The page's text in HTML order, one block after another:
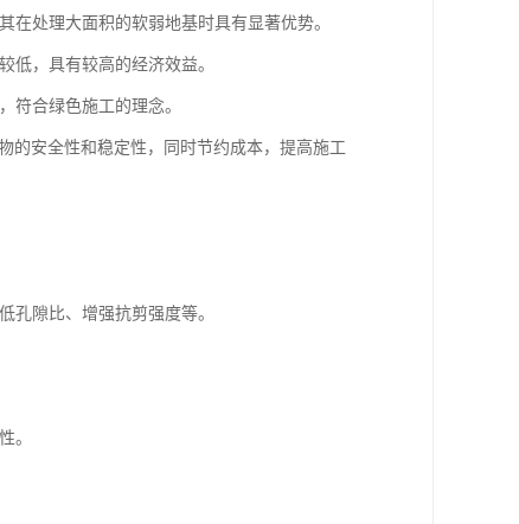
处理大面积的软弱地基时具有显著优势。
低，具有较高的经济效益。
符合绿色施工的理念。
的安全性和稳定性，同时节约成本，提高施工
孔隙比、增强抗剪强度等。
。